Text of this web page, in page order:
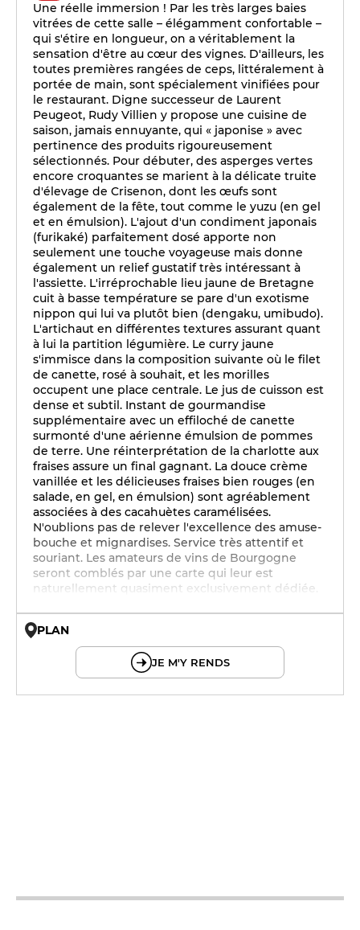
Une réelle immersion ! Par les très larges baies
vitrées de cette salle – élégamment confortable –
qui s'étire en longueur, on a véritablement la
sensation d'être au cœur des vignes. D'ailleurs, les
toutes premières rangées de ceps, littéralement à
portée de main, sont spécialement vinifiées pour
le restaurant. Digne successeur de Laurent
Peugeot, Rudy Villien y propose une cuisine de
saison, jamais ennuyante, qui « japonise » avec
pertinence des produits rigoureusement
sélectionnés. Pour débuter, des asperges vertes
encore croquantes se marient à la délicate truite
d'élevage de Crisenon, dont les œufs sont
également de la fête, tout comme le yuzu (en gel
et en émulsion). L'ajout d'un condiment japonais
(furikaké) parfaitement dosé apporte non
seulement une touche voyageuse mais donne
également un relief gustatif très intéressant à
l'assiette. L'irréprochable lieu jaune de Bretagne
cuit à basse température se pare d'un exotisme
nippon qui lui va plutôt bien (dengaku, umibudo).
L'artichaut en différentes textures assurant quant
à lui la partition légumière. Le curry jaune
s'immisce dans la composition suivante où le filet
de canette, rosé à souhait, et les morilles
occupent une place centrale. Le jus de cuisson est
dense et subtil. Instant de gourmandise
supplémentaire avec un effiloché de canette
surmonté d'une aérienne émulsion de pommes
de terre. Une réinterprétation de la charlotte aux
fraises assure un final gagnant. La douce crème
vanillée et les délicieuses fraises bien rouges (en
salade, en gel, en émulsion) sont agréablement
associées à des cacahuètes caramélisées.
N'oublions pas de relever l'excellence des amuse-
bouche et mignardises. Service très attentif et
souriant. Les amateurs de vins de Bourgogne
seront comblés par une carte qui leur est
naturellement quasiment exclusivement dédiée.
PLAN
JE M'Y RENDS